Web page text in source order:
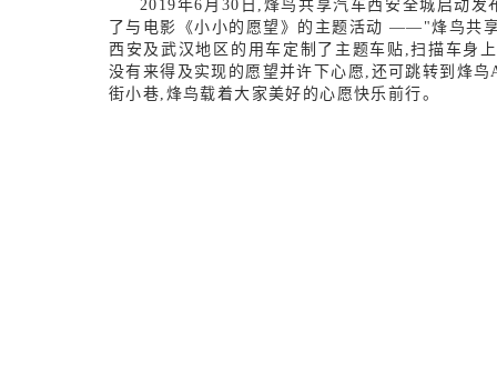
2019年6月30 日,烽鸟共享汽车西安全城启动
了与电影《小小的愿望》的主题活动 ——"烽鸟共享
西安及武汉地区的用车定制了主题车贴,扫描车身
没有来得及实现的愿望并许下心愿,还可跳转到烽鸟
街小巷,烽鸟载着大家美好的心愿快乐前行。